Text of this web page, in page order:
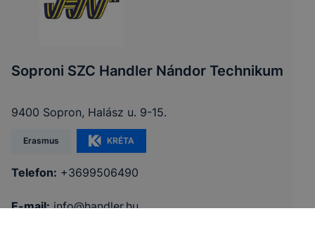
Soproni SZC Handler Nándor Technikum
9400 Sopron, Halász u. 9-15.
Erasmus KRÉTA
Telefon: +3699506490
E-mail: info@handler.hu